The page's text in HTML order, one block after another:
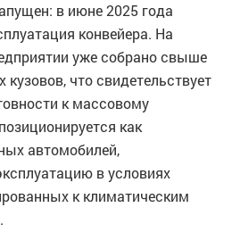
в июне 2025 года
конвейера. На
уже собрано свыше
что свидетельствует
к массовому
как
автомобилей,
в условиях
к климатическим